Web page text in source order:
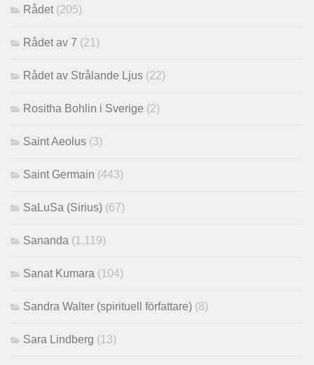
Rådet (205)
Rådet av 7 (21)
Rådet av Strålande Ljus (22)
Rositha Bohlin i Sverige (2)
Saint Aeolus (3)
Saint Germain (443)
SaLuSa (Sirius) (67)
Sananda (1,119)
Sanat Kumara (104)
Sandra Walter (spirituell författare) (8)
Sara Lindberg (13)